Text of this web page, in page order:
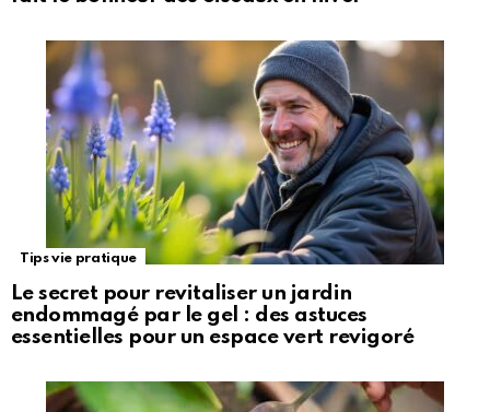
Tips vie pratique
Le secret pour revitaliser un jardin
endommagé par le gel : des astuces
essentielles pour un espace vert revigoré